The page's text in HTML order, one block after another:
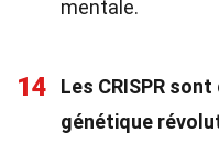
mentale.
14
Les CRISPR
génétique